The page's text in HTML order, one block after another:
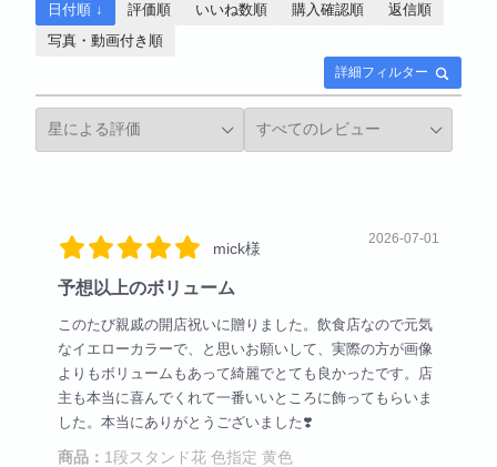
詳細フィルター
日付順 ↓ 評価順 いいね数順 購入確認順
返信順
写真・動画付き順
mick様
2026-07-01
予想以上のボリューム
このたび親戚の開店祝いに贈りました。飲食店なので元気
なイエローカラーで、と思いお願いして、実際の方が画像
よりもボリュームもあって綺麗でとても良かったです。店
主も本当に喜んでくれて一番いいところに飾ってもらいま
した。本当にありがとうございました❣️
商品： 1段スタンド花 色指定 黄色